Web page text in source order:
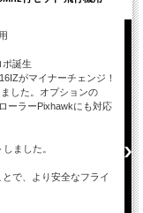
ポ誕生
がマイナーチェンジ！
した。オプションの
ーラーPixhawkにも対応
ました。
で、より安全なフライ